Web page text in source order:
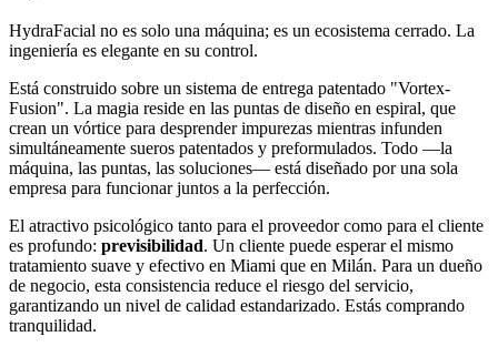
HydraFacial no es solo una máquina; es un ecosistema cerrado. La
ingeniería es elegante en su control.
Está construido sobre un sistema de entrega patentado "Vortex-
Fusion". La magia reside en las puntas de diseño en espiral, que
crean un vórtice para desprender impurezas mientras infunden
simultáneamente sueros patentados y preformulados. Todo —la
máquina, las puntas, las soluciones— está diseñado por una sola
empresa para funcionar juntos a la perfección.
El atractivo psicológico tanto para el proveedor como para el cliente
es profundo: previsibilidad. Un cliente puede esperar el mismo
tratamiento suave y efectivo en Miami que en Milán. Para un dueño
de negocio, esta consistencia reduce el riesgo del servicio,
garantizando un nivel de calidad estandarizado. Estás comprando
tranquilidad.